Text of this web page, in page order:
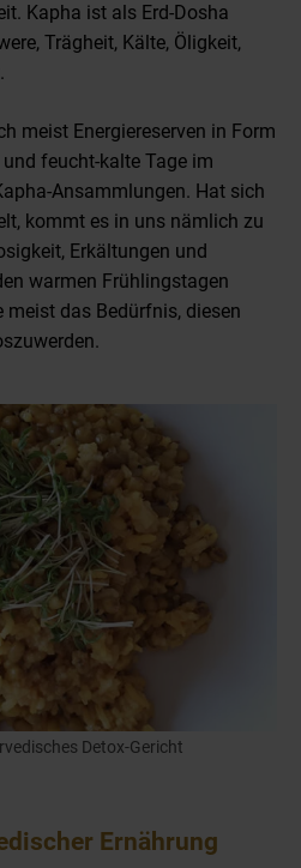
Kapha ist als Erd-Dosha
Trägheit, Kälte, Öligkeit,
meist Energiereserven in Form
feucht-kalte Tage im
Ansammlungen. Hat sich
kommt es in uns nämlich zu
Erkältungen und
warmen Frühlingstagen
das Bedürfnis, diesen
Detox-Gericht
Ernährung